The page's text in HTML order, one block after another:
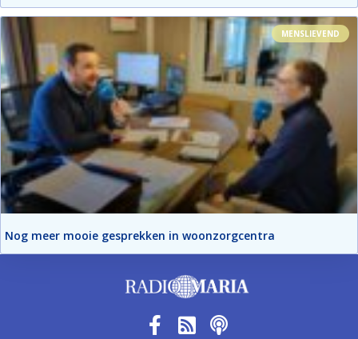
MENSLIEVEND
Nog meer mooie gesprekken in woonzorgcentra